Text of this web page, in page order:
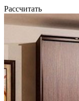
Рассчитать